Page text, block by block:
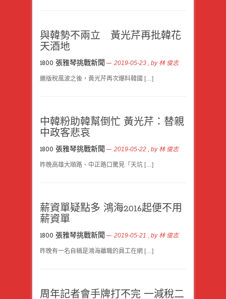
與韓勢不兩立 黃光芹再批韓花
天酒地
1800 張雅琴挑戰新聞 2019-05-23 , by 林 俊志
繼版稅風波之後，黃光芹再次爆料韓國 […]
中韓粉助韓幫倒忙 黃光芹：替親
中政客悲哀
1800 張雅琴挑戰新聞 2019-05-22 , by 林 俊志
昨晚高雄大順路、中正路口驚見「天坑 […]
薪資單疑點多 鴻海2016起便不用
薪資單
1800 張雅琴挑戰新聞 2019-05-21 , by 林 俊志
昨晚有一名自稱是鴻海離職的員工在網 […]
周年記者會手牌打不完 一減稅二